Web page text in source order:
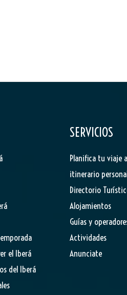
el Iberá
del Iberá
SERVICIOS
Planifica tu viaje
itinerario
Directorio
Alojamientos
Guías y
Actividades
Anunciate